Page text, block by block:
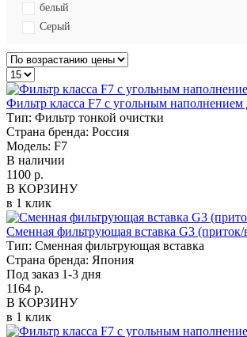
белый
Серый
Фильтр класса F7 с угольным
Тип: Фильтр тонкой очистки
Страна бренда: Россия
Модель: F7
В наличии
1100 р.
В КОРЗИНУ
в 1 клик
Сменная фильтрующая вставка G3
Тип: Сменная фильтрующая вставка
Страна бренда: Япония
Под заказ 1-3 дня
1164 р.
В КОРЗИНУ
в 1 клик